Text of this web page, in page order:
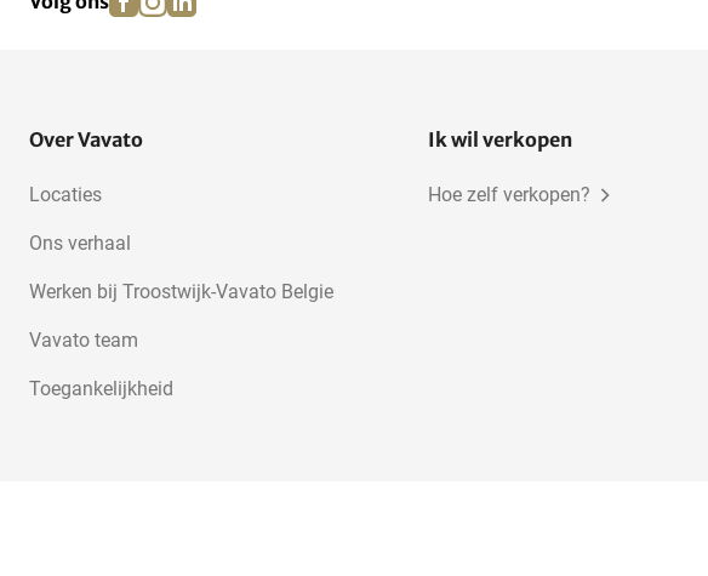
Over Vavato
Locaties
Ons verhaal
Werken bij Troostwijk-Vavato Belgie
Vavato team
Toegankelijkheid
Ik wil verkopen
Hoe zelf verkopen?